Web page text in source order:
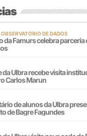
DE DADOS
da Famurs celebra parceria
da Ulbra recebe visita
Carlos Marun
de alunos da Ulbra
de Bagre Fagundes